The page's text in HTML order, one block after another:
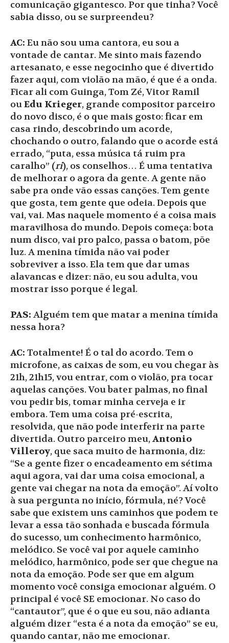
comunicação gigantesco. Por que tinha? Você
sabia disso, ou se surpreendeu?
AC: Eu não sou uma cantora, eu sou a
vontade de cantar. Me sinto mais fazendo
artesanato, e esse negocinho que é divertido
fazer aqui, com violão na mão, é que é a onda.
Ficar ali com Guinga, Tom Zé, Vitor Ramil
ouEdu Krieger, grande compositor parceiro
do novo disco, é o que mais gosto: ficar em
casa rindo, descobrindo um acorde,
chochando o outro, falando que o acorde está
errado, “puta, essa música tá ruim pra
caralho” (ri), os conselhos… É uma tentativa
de melhorar o agora da gente. A gente não
sabe pra onde vão essas canções. Tem gente
que gosta, tem gente que odeia. Depois que
vai, vai. Mas naquele momento é a coisa mais
maravilhosa do mundo. Depois começa: bota
num disco, vai pro palco, passa o batom, põe
luz. A menina tímida não vai poder
sobreviver a isso. Ela tem que dar umas
alavancas e dizer: não, eu sou adulta, vou
mostrar isso porque é legal.
PAS: Alguém tem que matar a menina tímida
nessa hora?
AC: Totalmente! É o tal do acordo. Tem o
microfone, as caixas de som, eu vou chegar às
21h, 21h15, vou entrar, com o violão, pra tocar
aquelas canções. Vou bater palmas, no final
vou pedir bis, tomar minha cerveja e ir
embora. Tem uma coisa pré-escrita,
resolvida, que não pode interferir na parte
divertida. Outro parceiro meu,Antonio
Villeroy, que saca muito de harmonia, diz:
“Se a gente fizer o encadeamento em sétima
aqui agora, vai dar uma coisa emocional, a
gente vai chegar na nota da emoção”. Aí volto
à sua pergunta no início, fórmula, né? Você
sabe que existem uns caminhos que podem te
levar a essa tão sonhada e buscada fórmula
do sucesso, um conhecimento harmônico,
melódico. Se você vai por aquele caminho
melódico, harmônico, pode ser que chegue na
nota da emoção. Pode ser que em algum
momento você consiga emocionar alguém. O
principal é você SE emocionar. No caso do
“cantautor”, que é o que eu sou, não adianta
alguém dizer “esta é a nota da emoção” se eu,
quando cantar, não me emocionar.